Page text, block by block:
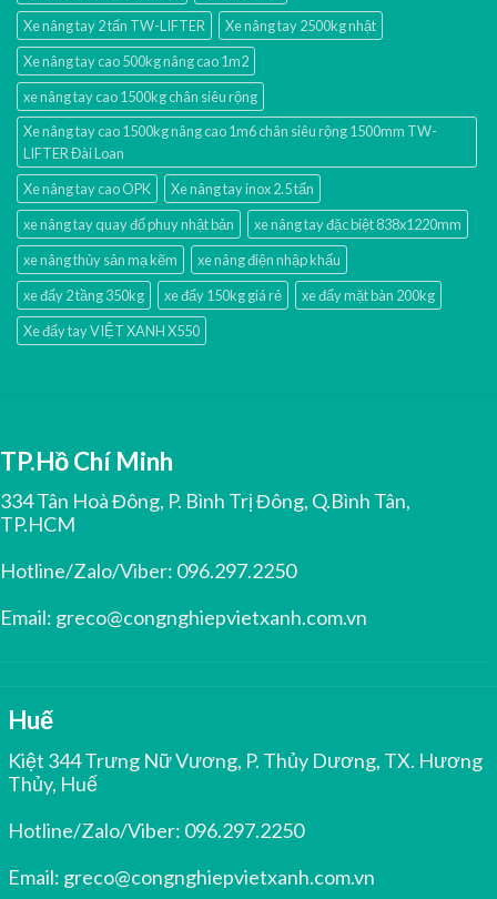
Xe nâng tay 2 tấn TW-LIFTER
Xe nâng tay 2500kg nhật
Xe nâng tay cao 500kg nâng cao 1m2
xe nâng tay cao 1500kg chân siêu rộng
Xe nâng tay cao 1500kg nâng cao 1m6 chân siêu rộng 1500mm TW-
LIFTER Đài Loan
Xe nâng tay cao OPK
Xe nâng tay inox 2.5 tấn
xe nâng tay quay đổ phuy nhật bản
xe nâng tay đặc biệt 838x1220mm
xe nâng thủy sản mạ kẽm
xe nâng điện nhập khấu
xe đẩy 2 tầng 350kg
xe đẩy 150kg giá rẻ
xe đẩy mặt bàn 200kg
Xe đẩy tay VIỆT XANH X550
TP.Hồ Chí Minh
334 Tân Hoà Đông, P. Bình Trị Đông, Q.Bình Tân,
TP.HCM
Hotline/Zalo/Viber: 096.297.2250
Email: greco@congnghiepvietxanh.com.vn
Huế
Kiệt 344 Trưng Nữ Vương, P. Thủy Dương, TX. Hương
Thủy, Huế
Hotline/Zalo/Viber: 096.297.2250
Email: greco@congnghiepvietxanh.com.vn